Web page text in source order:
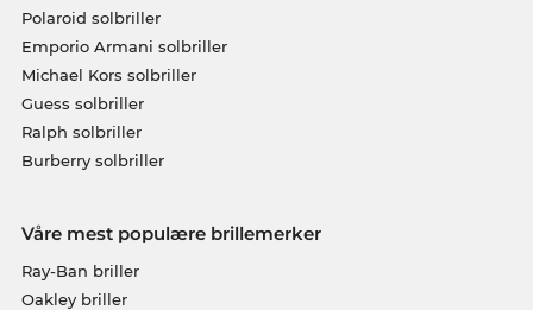
Polaroid solbriller
Emporio Armani solbriller
Michael Kors solbriller
Guess solbriller
Ralph solbriller
Burberry solbriller
Våre mest populære brillemerker
Ray-Ban briller
Oakley briller